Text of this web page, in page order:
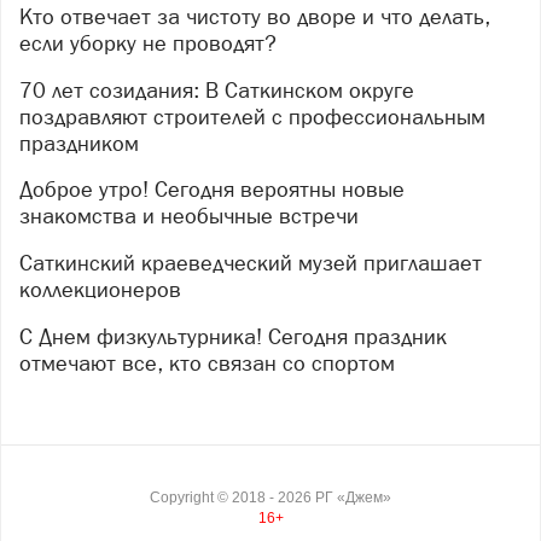
деревьев.
В настоящее время расследование завершено.
Уголовное дело с утвержденным прокурором
обвинительным заключением направлено в
Саткинский городской суд для рассмотрения по
области.
Кто отвечает за чистоту во дворе и что делать,
если уборку не проводят?
70 лет созидания: В Саткинском округе
поздравляют строителей с профессиональным
праздником
Доброе утро! Сегодня вероятны новые
знакомства и необычные встречи
Саткинский краеведческий музей приглашает
коллекционеров
С Днем физкультурника! Сегодня праздник
отмечают все, кто связан со спортом
Copyright © 2018 - 2026 РГ «Джем»
16+